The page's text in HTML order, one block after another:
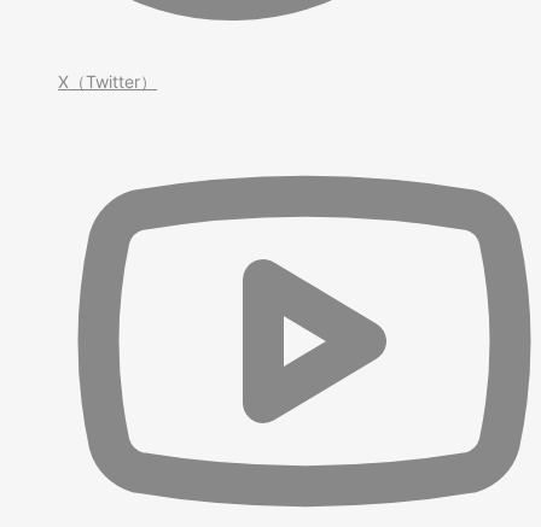
X（Twitter）